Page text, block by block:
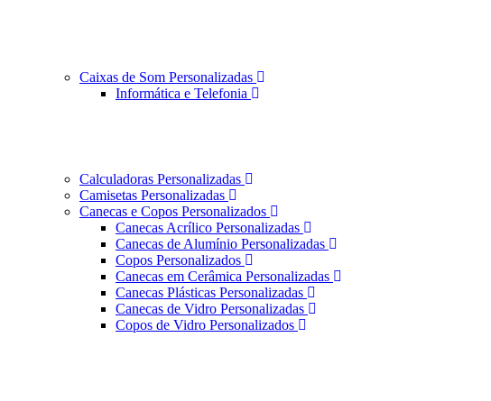
Caixas de Som Personalizadas
Informática e Telefonia
Calculadoras Personalizadas
Camisetas Personalizadas
Canecas e Copos Personalizados
Canecas Acrílico Personalizadas
Canecas de Alumínio Personalizadas
Copos Personalizados
Canecas em Cerâmica Personalizadas
Canecas Plásticas Personalizadas
Canecas de Vidro Personalizadas
Copos de Vidro Personalizados